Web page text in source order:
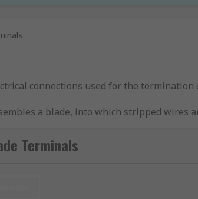
connections used for the termination
a blade, into which stripped wires
other fixtures around the home.
Terminals